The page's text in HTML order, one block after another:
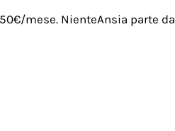
mese. NienteAnsia parte